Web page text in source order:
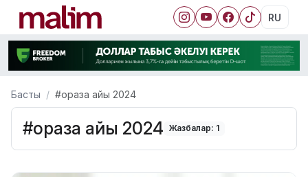
RU
Басты #ораза айы 2024
#ораза айы 2024 Жазбалар: 1